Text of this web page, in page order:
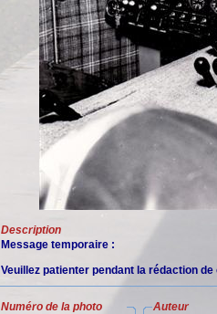
Description
Message temporaire :
Veuillez patienter pendant la rédaction
Numéro de la photo
Auteur